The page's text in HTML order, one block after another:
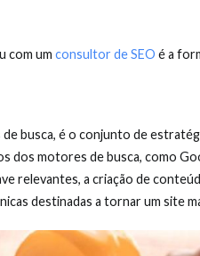
com um consultor de SEO é a
busca, é o conjunto de
dos motores de busca, como
relevantes, a criação de
destinadas a tornar um site